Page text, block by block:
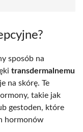
sposób na
transdermalnemu
na skórę. Te
takie jak
gestoden, które
hormonów